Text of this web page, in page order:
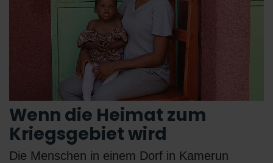
Wenn die Heimat zum
Kriegsgebiet wird
Die Menschen in einem Dorf in Kamerun